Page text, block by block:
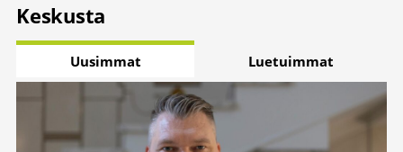
Keskusta
Uusimmat Luetuimmat